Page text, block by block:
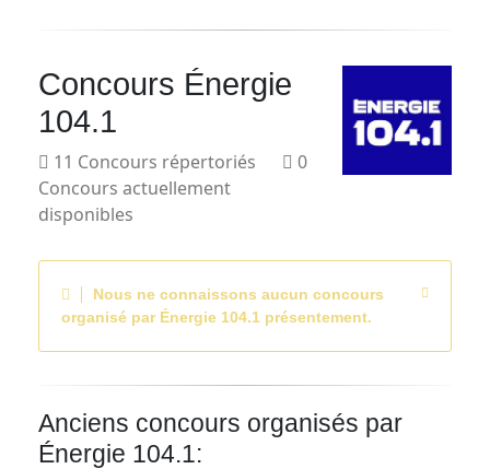
Concours Énergie
104.1
11 Concours répertoriés
0
Concours actuellement
disponibles
Nous ne connaissons aucun concours
organisé par Énergie 104.1 présentement.
Anciens concours organisés par
Énergie 104.1:
Prénom